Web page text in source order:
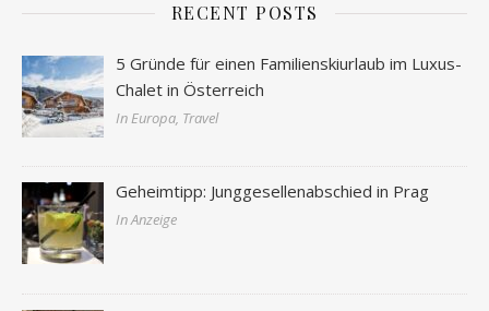
RECENT POSTS
5 Gründe für einen Familienskiurlaub im Luxus-
Chalet in Österreich
In Europa, Travel
Geheimtipp: Junggesellenabschied in Prag
In Anzeige